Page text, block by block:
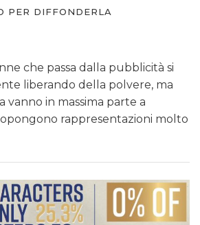
PER DIFFONDERLA
che passa dalla pubblicità si
liberando della polvere, ma
vanno in massima parte a
rappresentazioni molto